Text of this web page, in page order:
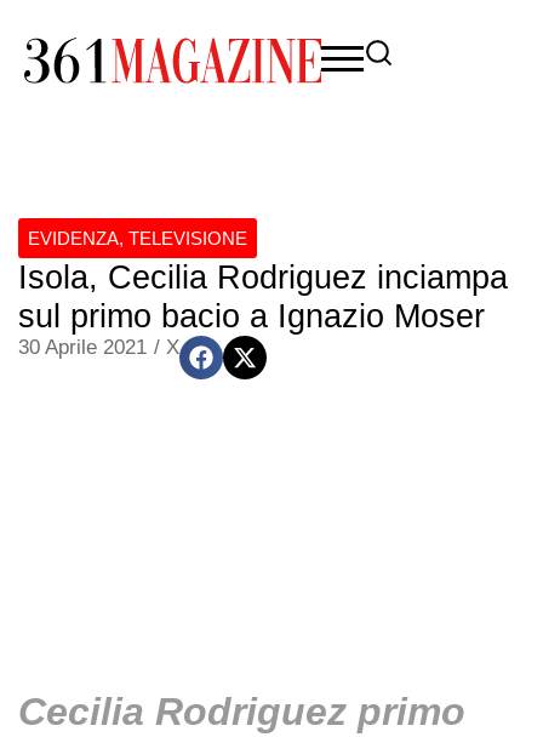
EVIDENZA, TELEVISIONE
Isola, Cecilia Rodriguez inciampa
sul primo bacio a Ignazio Moser
30 Aprile 2021 / X
Cecilia Rodriguez primo